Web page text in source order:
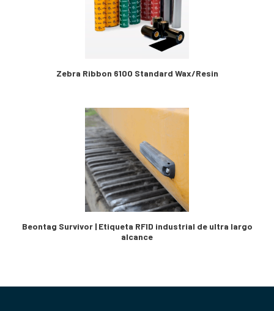
Zebra Ribbon 6100 Standard Wax/Resin
Beontag Survivor | Etiqueta RFID industrial de ultra largo
alcance